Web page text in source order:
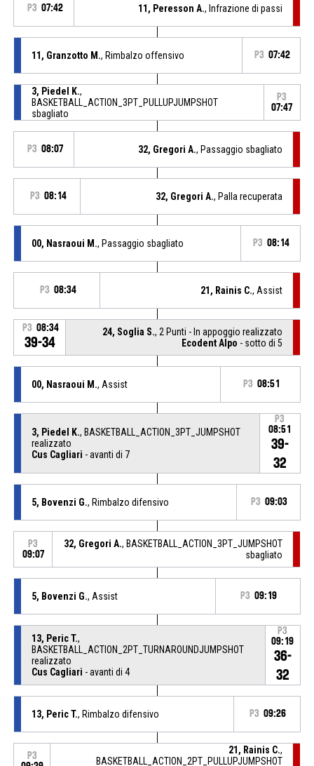
P3 07:42 11, Peresson A., Infrazione di passi
11, Granzotto M., Rimbalzo offensivo P3 07:42
3, Piedel K.,
BASKETBALL_ACTION_3PT_PULLUPJUMPSHOT
sbagliato
P3
07:47
P3 08:07 32, Gregori A., Passaggio sbagliato
P3 08:14 32, Gregori A., Palla recuperata
00, Nasraoui M., Passaggio sbagliato P3 08:14
P3 08:34 21, Rainis C., Assist
P3 08:34
39-34
24, Soglia S., 2 Punti - In appoggio realizzato
Ecodent Alpo - sotto di 5
00, Nasraoui M., Assist P3 08:51
3, Piedel K., BASKETBALL_ACTION_3PT_JUMPSHOT
realizzato
Cus Cagliari - avanti di 7
P3
08:51
39-
32
5, Bovenzi G., Rimbalzo difensivo P3 09:03
P3
09:07
32, Gregori A., BASKETBALL_ACTION_3PT_JUMPSHOT
sbagliato
5, Bovenzi G., Assist P3 09:19
13, Peric T.,
BASKETBALL_ACTION_2PT_TURNAROUNDJUMPSHOT
realizzato
Cus Cagliari - avanti di 4
P3
09:19
36-
32
13, Peric T., Rimbalzo difensivo P3 09:26
P3
21, Rainis C.,
BASKETBALL_ACTION_2PT_PULLUPJUMPSHOT